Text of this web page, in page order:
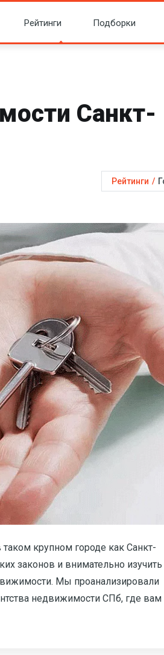
Рейтинги Подборки
Санкт-
Рейтинги /
крупном городе как Санкт-
законов и внимательно изучить
Мы проанализировали
недвижимости СПб, где вам